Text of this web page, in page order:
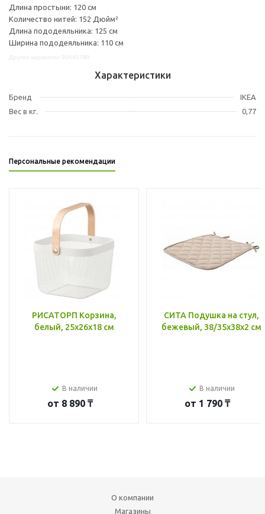
Длина простыни: 120 см
Количество нитей: 152 Дюйм²
Длина пододеяльника: 125 см
Ширина пододеяльника: 110 см
Характеристики
Бренд
IKEA
Вес в кг.
0,77
Персональные рекомендации
РИСАТОРП Корзина,
белый, 25x26x18 см
В наличии
от 8 890 ₸
СИТА Подушка на стул,
бежевый, 38/35x38x2 см
В наличии
от 1 790 ₸
О компании
Магазины